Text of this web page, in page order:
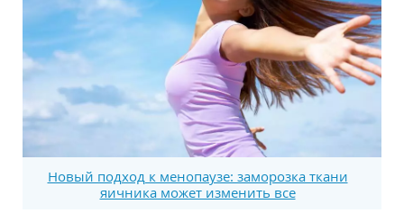
Новый подход к менопаузе: заморозка ткани
яичника может изменить все